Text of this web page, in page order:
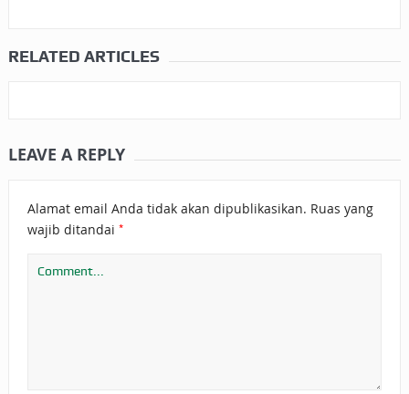
RELATED ARTICLES
LEAVE A REPLY
Alamat email Anda tidak akan dipublikasikan. Ruas yang
wajib ditandai *